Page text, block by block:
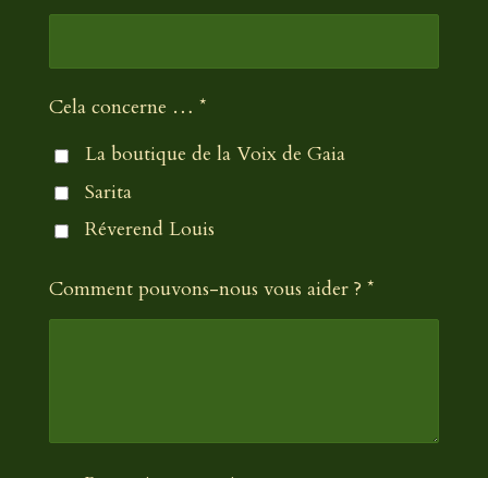
Cela concerne … *
La boutique de la Voix de Gaia
Sarita
Réverend Louis
Comment pouvons-nous vous aider ? *